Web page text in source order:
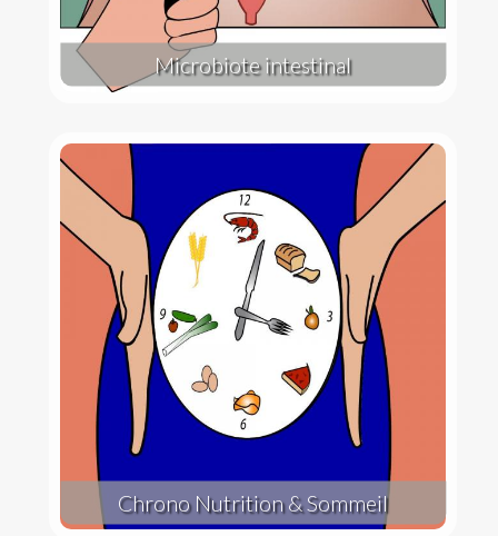
Microbiote intestinal
Chrono Nutrition & Sommeil